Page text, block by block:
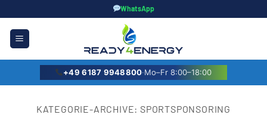
springen
WhatsApp
+49 6187 9948800·Mo–Fr 8:00–18:00
KATEGORIE-ARCHIVE: SPORTSPONSORING